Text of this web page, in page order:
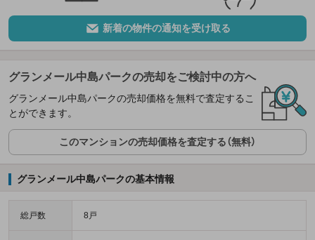
新着の物件の通知を受け取る
グランメール中島パークの売却をご検討中の方へ
グランメール中島パークの売却価格を無料で査定するこ
とができます。
このマンションの売却価格を査定する（無料）
グランメール中島パークの基本情報
総戸数 8戸